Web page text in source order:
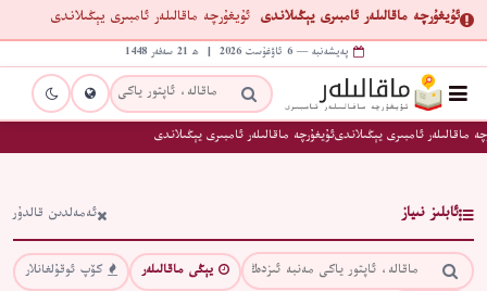
ئۇيغۇرچە ماقالىلەر ئامبىرى يېڭىلاندى ئۇيغۇرچە ماقالىلەر ئامبىرى يېڭىلاندى
پەيشەنبە — 6 ئاۋغۇست 2026 | ھ 21 سەفەر 1448
ماقالىلەر ئامبىرى يېڭىلاندىئۇيغۇرچە ماقالىلەر ئامبىرى يېڭىلاندى
ئابلىز نىياز ئەمەلدىن قالدۇر
يېڭى ماقالىلەر
كۆپ ئوقۇلغانلار